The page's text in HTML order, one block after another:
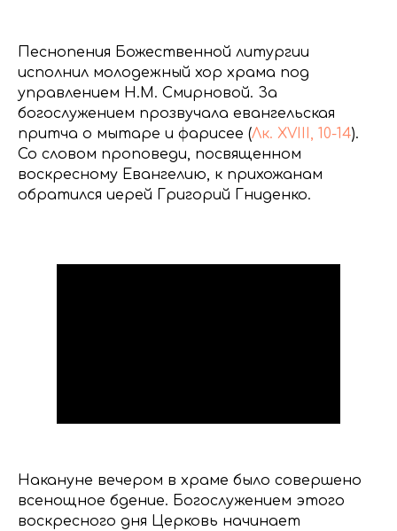
Песнопения Божественной литургии
исполнил молодежный хор храма под
управлением Н.М. Смирновой. За
богослужением прозвучала евангельская
притча о мытаре и фарисее (Лк. XVIII, 10-14).
Со словом проповеди, посвященном
воскресному Евангелию, к прихожанам
обратился иерей Григорий Гниденко.
Накануне вечером в храме было совершено
всенощное бдение. Богослужением этого
воскресного дня Церковь начинает